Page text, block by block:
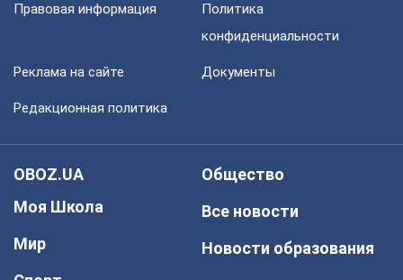
Правовая информация
Политика
конфиденциальности
Реклама на сайте Документы
Редакционная политика
OBOZ.UA
Моя Школа
Мир
Общество
Все новости
Новости образования